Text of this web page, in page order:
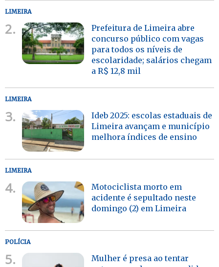
LIMEIRA
2.
Prefeitura de Limeira abre
concurso público com vagas
para todos os níveis de
escolaridade; salários chegam
a R$ 12,8 mil
LIMEIRA
3.
Ideb 2025: escolas estaduais de
Limeira avançam e município
melhora índices de ensino
LIMEIRA
4.
Motociclista morto em
acidente é sepultado neste
domingo (2) em Limeira
POLÍCIA
5.
Mulher é presa ao tentar